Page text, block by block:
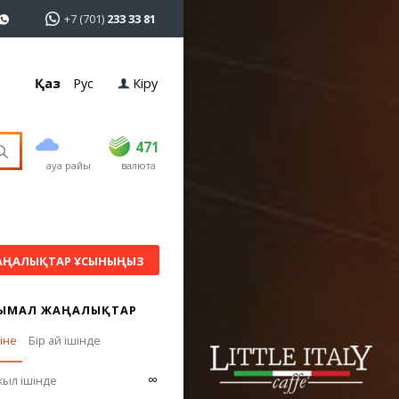
+7 (701) 233 33 81
Қаз Рус Кіру
ауа райы
471
USD 468.5
EUR 541.5
валюта
ҰСЫНЫҢЫЗ
ЖАҢАЛЫҚТАР
Бір ай ішінде
ішінде ∞